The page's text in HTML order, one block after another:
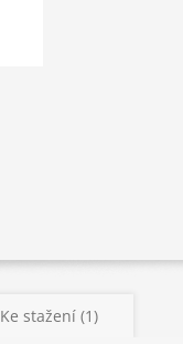
Ke stažení (1)